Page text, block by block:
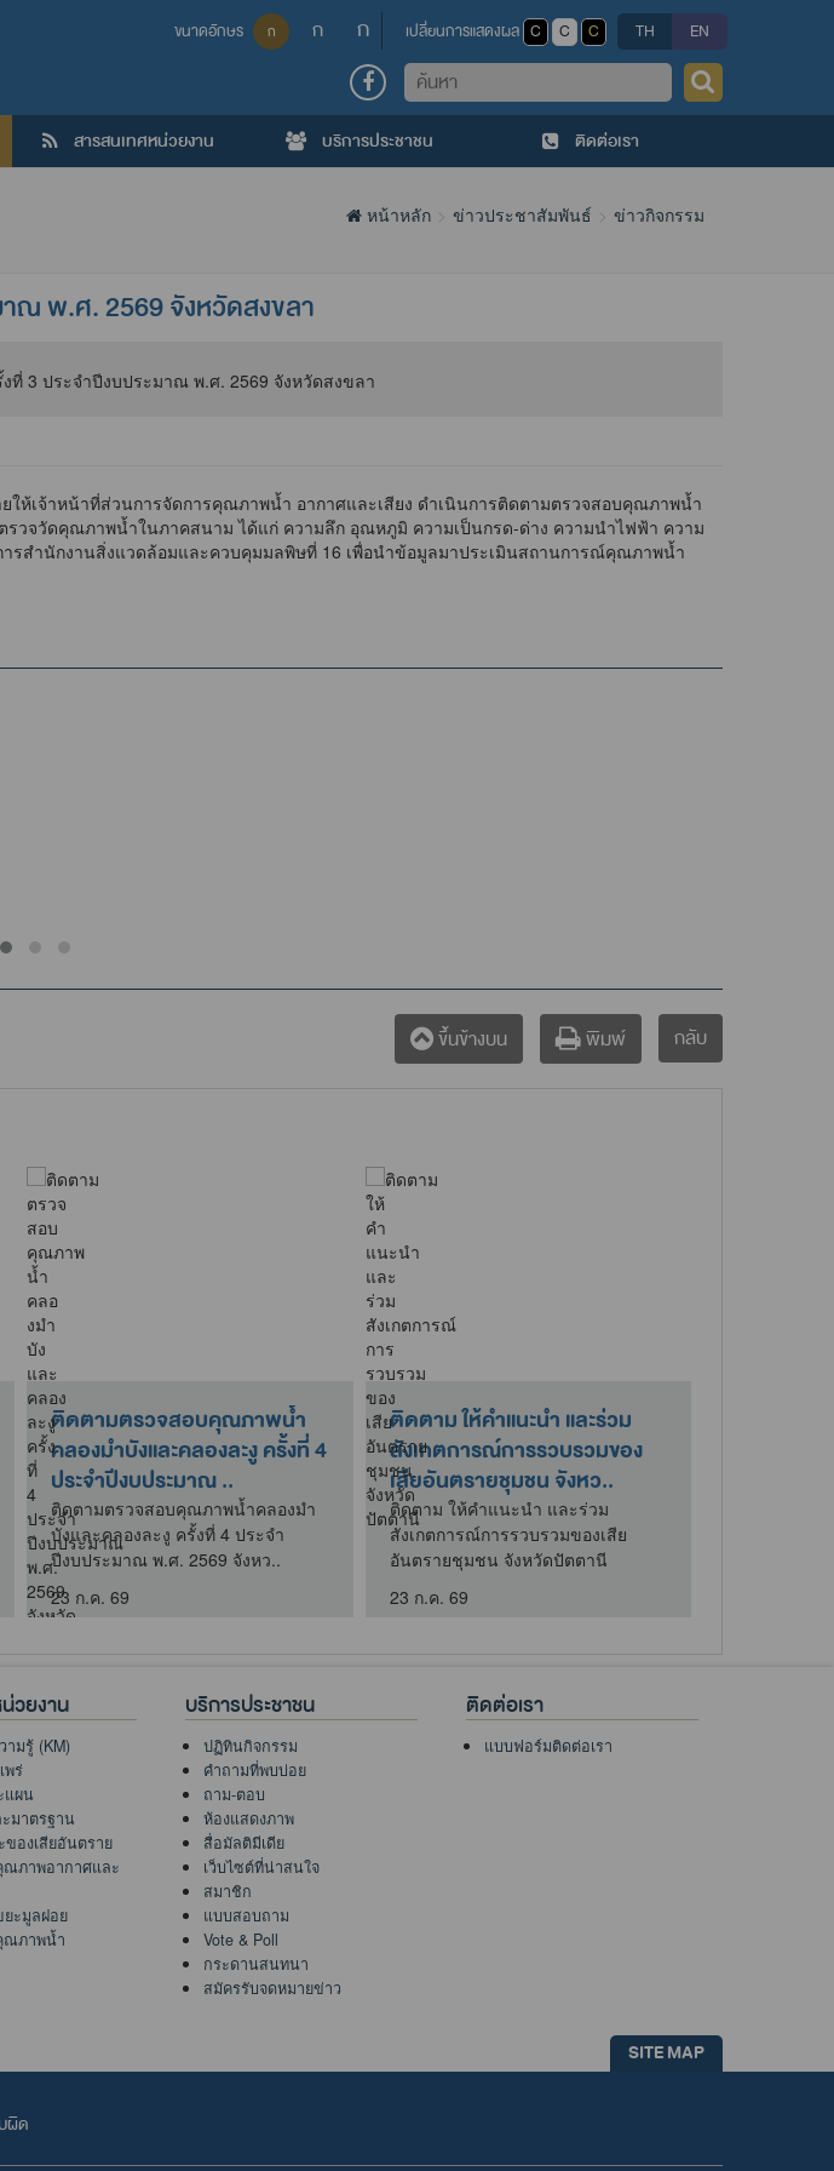
ขนาดอักษร ก ก ก เปลี่ยนการแสดงผล C C C TH EN
ค้นหา
สารสนเทศหน่วยงาน บริการประชาชน ติดต่อเรา
หน้าหลัก ข่าวประชาสัมพันธ์ ข่าวกิจกรรม
ณ พ.ศ. 2569 จังหวัดสงขลา
เจ้าหน้าที่ส่วนการจัดการคุณภาพน้ำ อากาศและเสียง ดำเนินการติดตามตรวจสอบคุณภาพน้ำ
วจวัดคุณภาพน้ำในภาคสนาม ได้แก่ ความลึก อุณหภูมิ ความเป็นกรด-ด่าง ความนำไฟฟ้า ความ
รสำนักงานสิ่งแวดล้อมและควบคุมมลพิษที่ 16 เพื่อนำข้อมูลมาประเมินสถานการณ์คุณภาพน้ำ
ขึ้นข้างบน พิมพ์ กลับ
ติดตามตรวจสอบคุณภาพน้ำ
คลองมำบังและคลองละงู ครั้งที่ 4
ประจำปีงบประมาณ ..
ติดตามตรวจสอบคุณภาพน้ำคลองมำ
บังและคลองละงู ครั้งที่ 4 ประจำ
ปีงบประมาณ พ.ศ. 2569 จังหว..
23 ก.ค. 69
ติดตาม ให้คำแนะนำ และร่วม
สังเกตการณ์การรวบรวมของ
เสียอันตรายชุมชน จังหว..
ติดตาม ให้คำแนะนำ และร่วม
สังเกตการณ์การรวบรวมของเสีย
อันตรายชุมชน จังหวัดปัตตานี
23 ก.ค. 69
วยงาน
มรู้ (KM)
พร่
แผน
มาตรฐาน
ของเสียอันตราย
ณภาพอากาศและ
ยะมูลฝอย
ณภาพน้ำ
บริการประชาชน
ปฏิทินกิจกรรม
คำถามที่พบบ่อย
ถาม-ตอบ
ห้องแสดงภาพ
สื่อมัลติมีเดีย
เว็บไซต์ที่น่าสนใจ
สมาชิก
แบบสอบถาม
Vote & Poll
กระดานสนทนา
สมัครรับจดหมายข่าว
ติดต่อเรา
แบบฟอร์มติดต่อเรา
SITE MAP
ผิด